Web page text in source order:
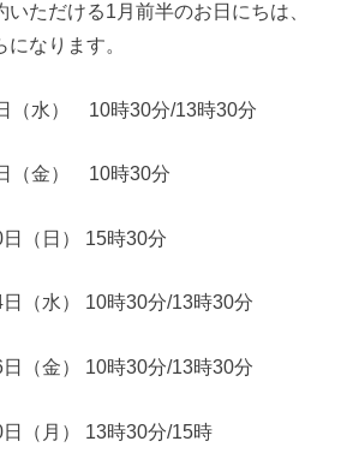
いただける1月前半のお日にちは、
になります。
（水） 10時30分/13時30分
（金） 10時30分
（日） 15時30分
（水） 10時30分/13時30分
（金） 10時30分/13時30分
日（月） 13時30分/15時